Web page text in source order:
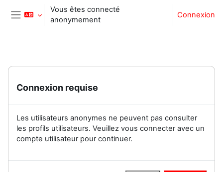
Passer au contenu principal
Panneau latéral
Vous êtes connecté
anonymement
Connexion
Connexion requise
Les utilisateurs anonymes ne peuvent pas consulter
les profils utilisateurs. Veuillez vous connecter avec un
compte utilisateur pour continuer.